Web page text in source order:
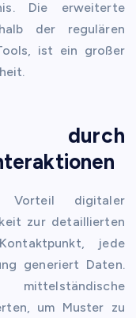
Die erweiterte
der regulären
ist ein großer
durch
Vorteil digitaler
zur detaillierten
jede
generiert Daten.
um Muster zu